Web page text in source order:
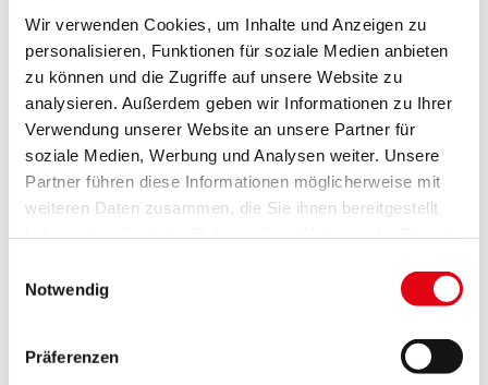
Wir verwenden Cookies, um Inhalte und Anzeigen zu
personalisieren, Funktionen für soziale Medien anbieten
zu können und die Zugriffe auf unsere Website zu
analysieren. Außerdem geben wir Informationen zu Ihrer
Verwendung unserer Website an unsere Partner für
soziale Medien, Werbung und Analysen weiter. Unsere
Partner führen diese Informationen möglicherweise mit
weiteren Daten zusammen, die Sie ihnen bereitgestellt
Notwendig
Präferenzen
Zum Herunterladen der Fotos klicken Sie auf die
folgenden Links:
BookCrossing-Aktion_1
BookCrossing-Aktion_2
BookCrossing-Aktion_3
BookCrossing-Aktion_4
Bildungslandesrätin Mag.a (FH) Daniela Winkler
Burgenländischen Volkshochschulen anlässlich des
Weltalphabetisierungstages 2025. Mit ihr am Foto: